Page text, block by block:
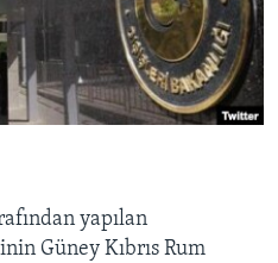
yapılan
Güney Kıbrıs Rum